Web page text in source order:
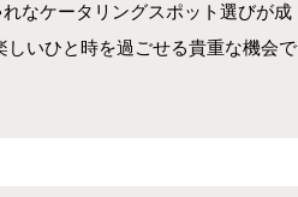
なケータリングスポット選びが成
いひと時を過ごせる貴重な機会で